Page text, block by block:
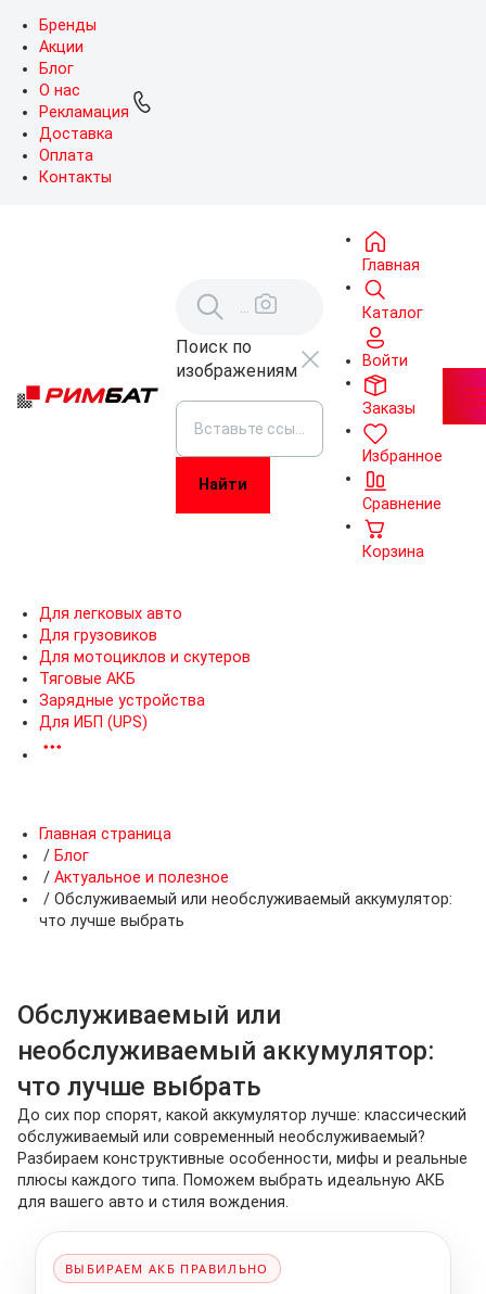
Бренды
Акции
Блог
О нас
Рекламация
Доставка
Оплата
Контакты
Поиск по
изображениям
Главная
Каталог
Войти
Заказы
Избранное
Сравнение
Корзина
Для легковых авто
Для грузовиков
Для мотоциклов и скутеров
Тяговые АКБ
Зарядные устройства
Для ИБП (UPS)
Главная страница
/ Блог
/ Актуальное и полезное
/ Обслуживаемый или необслуживаемый аккумулятор:
что лучше выбрать
Обслуживаемый или
необслуживаемый аккумулятор:
что лучше выбрать
До сих пор спорят, какой аккумулятор лучше: классический
обслуживаемый или современный необслуживаемый?
Разбираем конструктивные особенности, мифы и реальные
плюсы каждого типа. Поможем выбрать идеальную АКБ
для вашего авто и стиля вождения.
ВЫБИРАЕМ АКБ ПРАВИЛЬНО